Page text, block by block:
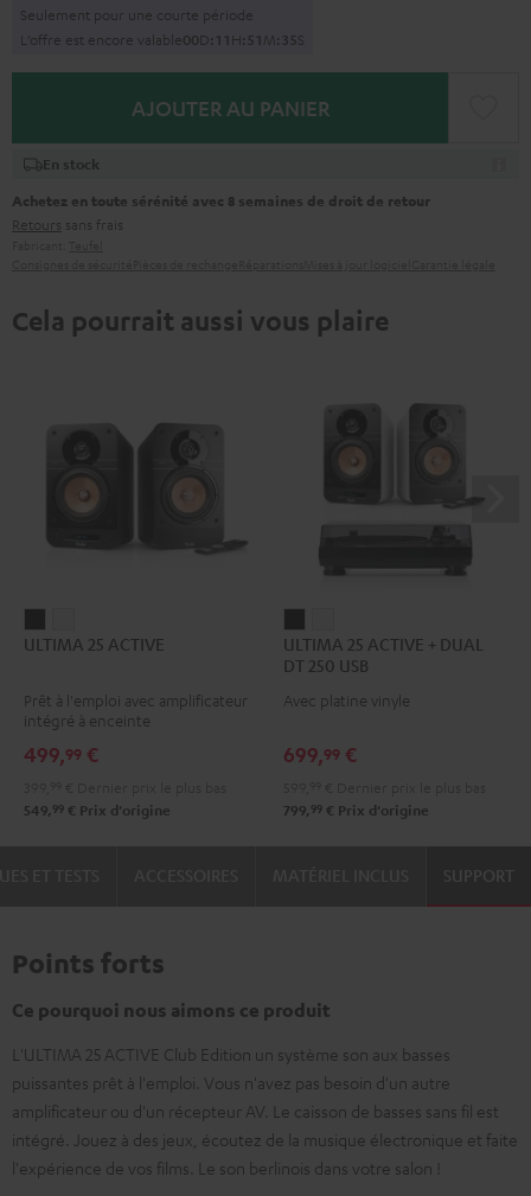
Seulement pour une courte période
L’offre est encore valable00D:11H: 51M: 34S
AJOUTER AU PANIER
En stock
Achetez en toute sérénité avec 8 semaines de droit de retour
Retours sans frais
Cela pourrait aussi vous plaire
25
Night
Black
25
Pure
ULTIMA 25 ACTIVE
Prêt à l'emploi avec amplificateur
intégré à enceinte
499,99 €
549, 99 € Prix d'origine
25
ACTIVE
+
DT
USB
25
ACTIVE
+
DT
USB
ULTIMA 25 ACTIVE + DUAL
DT 250 USB
Avec platine vinyle
699,99 €
799, 99 € Prix d'origine
SUPPORT
Points forts
Ce pourquoi nous aimons ce produit
L'ULTIMA 25 ACTIVE Club Edition un système son aux basses
puissantes prêt à l'emploi. Vous n'avez pas besoin d'un autre
amplificateur ou d'un récepteur AV. Le caisson de basses sans fil est
intégré. Jouez à des jeux, écoutez de la musique électronique et faite
l'expérience de vos films. Le son berlinois dans votre salon !